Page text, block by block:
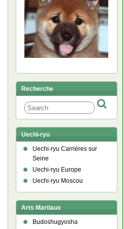
Recherche
Uechi-ryu
Uechi-ryu Carrières sur
Seine
Uechi-ryu Europe
Uechi-ryu Moscou
Arts Martiaux
Budoshugyosha